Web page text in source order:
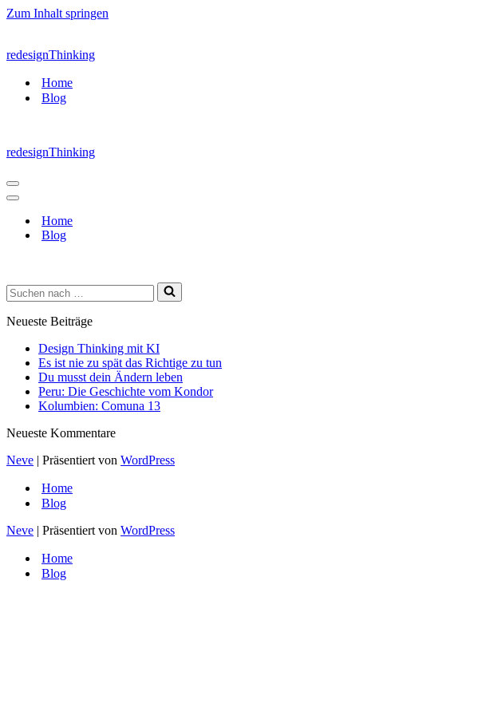
Zum Inhalt springen
redesignThinking
Home
Blog
redesignThinking
Navigations-
Menü
Navigations-
Home
Blog
Suchen
nach …
Neueste Beiträge
Design Thinking mit KI
Es ist nie zu spät das Richtige zu tun
Du musst dein Ändern leben
Peru: Die Geschichte vom Kondor
Kolumbien: Comuna 13
Neueste Kommentare
Neve | Präsentiert von WordPress
Home
Blog
Neve | Präsentiert von WordPress
Home
Blog